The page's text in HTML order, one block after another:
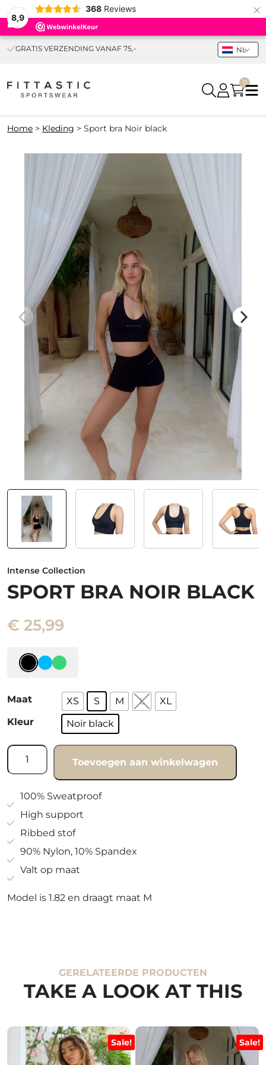
8,9
368 Reviews ×
GRATIS VERZENDING VANAF 75,- NL
0
Home > Kleding > Sport bra Noir black
Intense Collection
SPORT BRA NOIR BLACK
€ 25,99
Maat XS S M L
XL
Kleur
Noir black
Sport
black
aantal
Toevoegen aan winkelwagen
100% Sweatproof
High support
Ribbed stof
90% Nylon, 10% Spandex
Valt op maat
Model is 1.82 en draagt maat M
GERELATEERDE PRODUCTEN
TAKE A LOOK AT THIS
Sale! Sale!